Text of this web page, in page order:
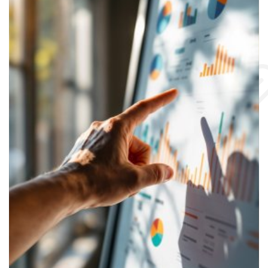
Content Marketing